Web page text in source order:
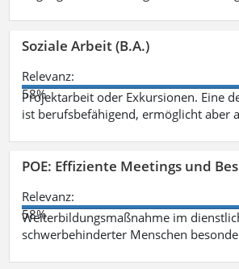
Soziale Arbeit (B.A.)
Relevanz:
58%
Projektarbeit oder Exkursionen. Eine
ist berufsbefähigend, ermöglicht aber
POE: Effiziente Meetings und
Relevanz:
58%
Weiterbildungsmaßnahme im
schwerbehinderter Menschen